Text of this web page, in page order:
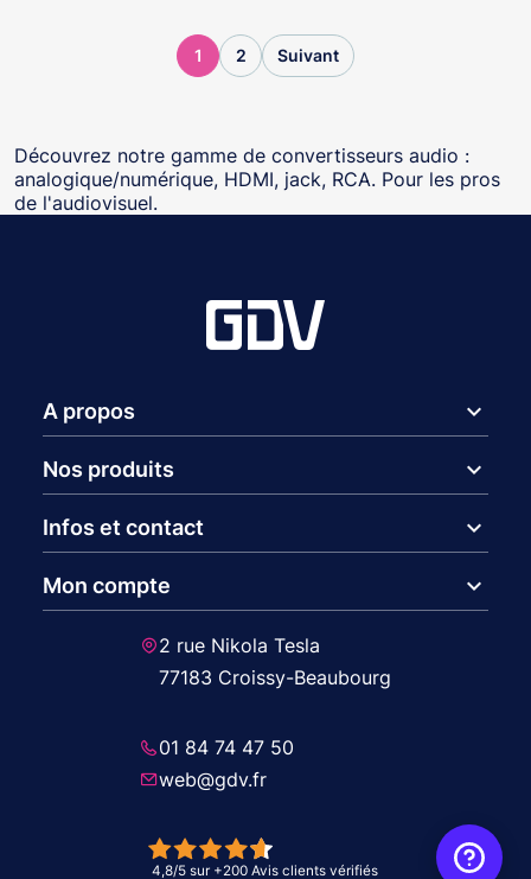
1 2 Suivant
Découvrez notre gamme de convertisseurs audio :
analogique/numérique, HDMI, jack, RCA. Pour les pros
de l'audiovisuel.
A propos expand_more
Nos produits expand_more
Infos et contact expand_more
Mon compte expand_more
2 rue Nikola Tesla
77183 Croissy-Beaubourg
01 84 74 47 50
web@gdv.fr